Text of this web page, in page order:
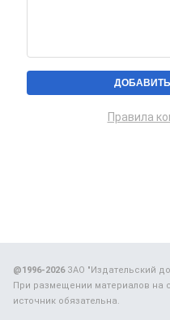
Правила
@1996-2026ЗАО "Издательский
При размещении материалов на
источник обязательна.